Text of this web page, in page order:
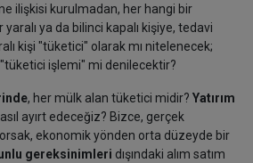
ilişkisi kurulmadan, her hangi bir
ya da bilinci kapalı kişiye, tedavi
kişi "tüketici" olarak mı nitelenecek;
işlemi" mi denilecektir?
, her mülk alan tüketici midir? Yatırım
ayırt edeceğiz? Bizce, gerçek
ekonomik yönden orta düzeyde bir
gereksinimleri dışındaki alım satım